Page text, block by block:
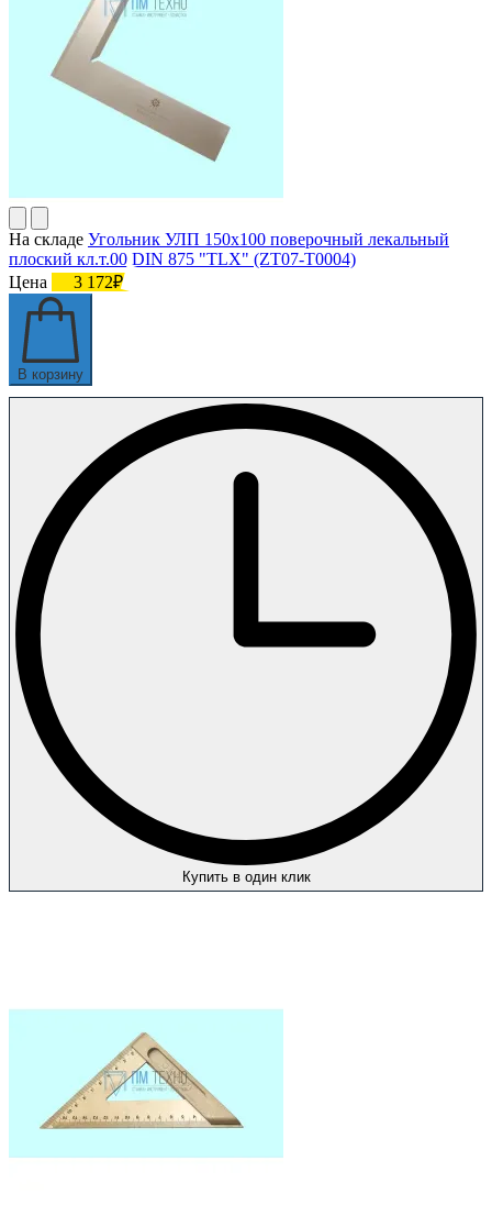
На складе Угольник УЛП 150х100 поверочный лекальный
плоский кл.т.00 DIN 875 "TLX" (ZT07-T0004)
Цена
3 172₽
В корзину
Купить в один клик